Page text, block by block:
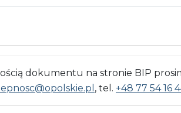
dokumentu na stronie BIP
, tel. +48 77 54 16